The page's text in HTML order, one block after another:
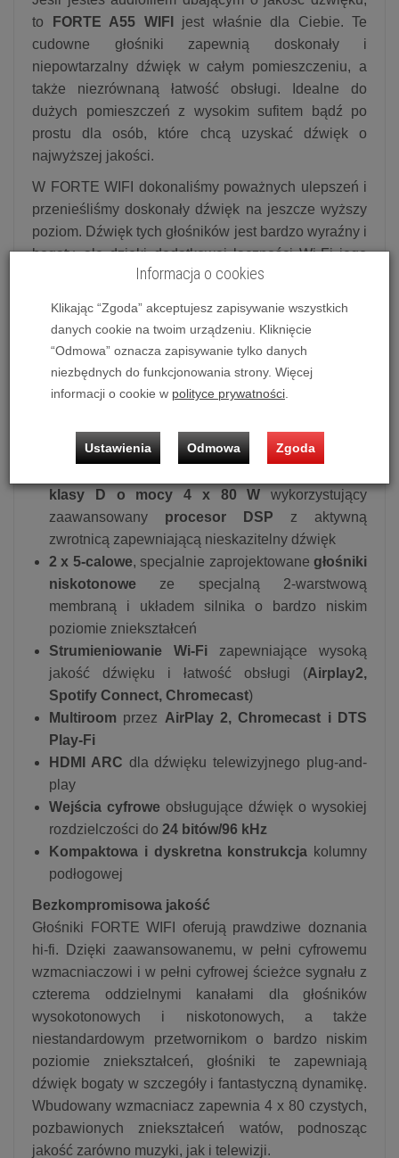
to
FORTE A55 WIFI
jest właśnie dla Ciebie. Te
cudowne głośniki zapewnią doskonały i
niepowtarzalny dźwięk w całym pomieszczeniu, a
także niezrównaną łatwość obsługi. Idealne do
dużych pomieszczeń z wysokim sufitem bądź po
prostu dla osób, które chcą uzyskać dźwięk o
najwyższej jakości.
W FORTE WIFI dokonaliśmy poważnych ulepszeń i
przenieśliśmy doskonały dźwięk na jeszcze wyższy
poziom. Dźwięk tych głośników jest bardzo wyraźny i
bogaty, ale dzięki dodatkowej łączności Wi-Fi jego
jakość podczas bezprzewodowego przesyłania
Wyposażony we wszystkie możliwe złącza -
Airplay2, Spotify Connect, Chromecast i HDMI ARC -
zestaw ten jest idealnym wyborem dla audiofilów
poszukujących nieskazitelnego dźwięku i
Główne Cechy:
klasy D o mocy 4 x 80 W wykorzystujący
zaawansowany procesor DSP z aktywną
zwrotnicą zapewniającą nieskazitelny dźwięk
2 x 5-calowe, specjalnie zaprojektowanegłośniki
niskotonowe ze specjalną 2-warstwową
membraną i układem silnika o bardzo niskim
poziomie zniekształceń
Strumieniowanie Wi-Fi zapewniające wysoką
jakość dźwięku i łatwość obsługi (Airplay2,
Spotify Connect, Chromecast)
Multiroom przez AirPlay 2, Chromecast i DTS
Play-Fi
HDMI ARC dla dźwięku telewizyjnego plug-and-
play
Wejścia cyfrowe obsługujące dźwięk o wysokiej
rozdzielczości do 24 bitów/96 kHz
Kompaktowa i dyskretna konstrukcja kolumny
podłogowej
Bezkompromisowa jakość
Głośniki FORTE WIFI oferują prawdziwe doznania
hi-fi. Dzięki zaawansowanemu, w pełni cyfrowemu
wzmacniaczowi i w pełni cyfrowej ścieżce sygnału z
czterema oddzielnymi kanałami dla głośników
wysokotonowych i niskotonowych, a także
niestandardowym przetwornikom o bardzo niskim
poziomie zniekształceń, głośniki te zapewniają
dźwięk bogaty w szczegóły i fantastyczną dynamikę.
Wbudowany wzmacniacz zapewnia 4 x 80 czystych,
pozbawionych zniekształceń watów, podnosząc
jakość zarówno muzyki, jak i telewizji.
Informacja o cookies
Klikając “Zgoda” akceptujesz zapisywanie wszystkich
danych cookie na twoim urządzeniu. Kliknięcie
“Odmowa” oznacza zapisywanie tylko danych
niezbędnych do funkcjonowania strony. Więcej
informacji o cookie w polityce prywatności.
Ustawienia Odmowa Zgoda